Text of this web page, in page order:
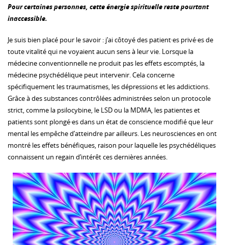
Pour certaines personnes, cette énergie spirituelle reste pourtant
inaccessible.
Je suis bien placé pour le savoir : j’ai côtoyé des patient·es privé·es de
toute vitalité qui ne voyaient aucun sens à leur vie. Lorsque la
médecine conventionnelle ne produit pas les effets escomptés, la
médecine psychédélique peut intervenir. Cela concerne
spécifiquement les traumatismes, les dépressions et les addictions.
Grâce à des substances contrôlées administrées selon un protocole
strict, comme la psilocybine, le LSD ou la MDMA, les patientes et
patients sont plongé·es dans un état de conscience modifié que leur
mental les empêche d’atteindre par ailleurs. Les neurosciences en ont
montré les effets bénéfiques, raison pour laquelle les psychédéliques
connaissent un regain d’intérêt ces dernières années.